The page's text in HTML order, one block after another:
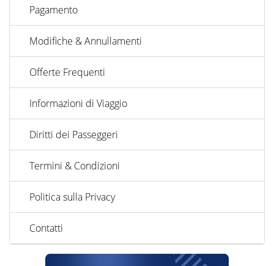
Pagamento
Modifiche & Annullamenti
Offerte Frequenti
Informazioni di Viaggio
Diritti dei Passeggeri
Termini & Condizioni
Politica sulla Privacy
Contatti